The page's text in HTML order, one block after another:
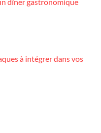
à intégrer dans vos